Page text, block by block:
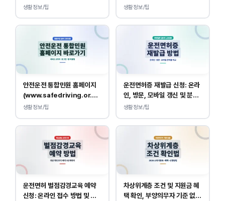
급 방법
생활정보/팁
조회 안내
생활정보/팁
안전운전 통합민원 홈페이지
(www.safedriving.or.kr)
바로가기, 운전면허 민원 사이
생활정보/팁
운전면허증 재발급 신청: 온라
인, 방문, 모바일 갱신 및 분실
대응
생활정보/팁
운전면허 벌점감경교육 예약
신청: 온라인 접수 방법 및 비
차상위계층 조건 및 지원금 혜
택 확인, 부양의무자 기준 없